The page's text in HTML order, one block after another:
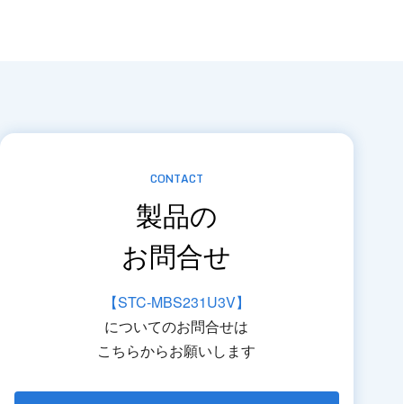
CONTACT
製品の
お問合せ
【STC-MBS231U3V】
についてのお問合せは
こちらからお願いします